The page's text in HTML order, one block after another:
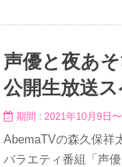
声優と夜あ
公開生放送
期間 : 2021年10月9日〜
AbemaTVの森久保祥
バラエティ番組「声